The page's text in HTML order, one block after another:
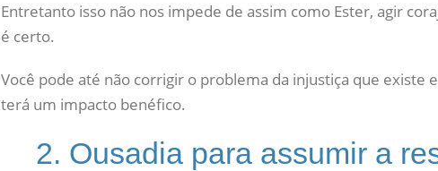
Entretanto isso não nos impede de assim como Ester, agir
é certo.
Você pode até não corrigir o problema da injustiça que existe
terá um impacto benéfico.
2. Ousadia para assumir a